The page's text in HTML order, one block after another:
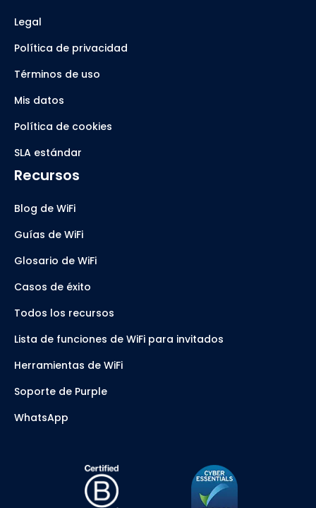
Legal
Política de privacidad
Términos de uso
Mis datos
Política de cookies
SLA estándar
Recursos
Blog de WiFi
Guías de WiFi
Glosario de WiFi
Casos de éxito
Todos los recursos
Lista de funciones de WiFi para invitados
Herramientas de WiFi
Soporte de Purple
WhatsApp